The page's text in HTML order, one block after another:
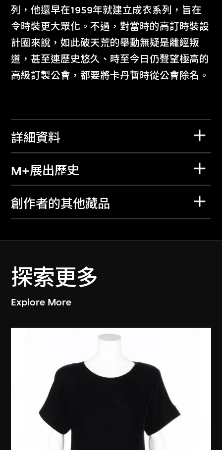
列，他還早在1959年就建立成衣系列，旨在
令時裝更大眾化。不過，對當時的高訂時裝設
計圈來說，如此破天荒的舉動無疑是離經叛
道，甚至連歷史悠久、時至今日仍聲望極高的
高級訂製公會，都要將卡丹暫時從公會除名。
詳細資料
M+展出歷史
創作者的其他藏品
探索更多
Explore More